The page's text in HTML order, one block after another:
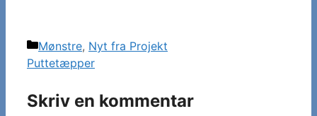
Kategorier
Mønstre, Nyt fra Projekt
Puttetæpper
Skriv en kommentar